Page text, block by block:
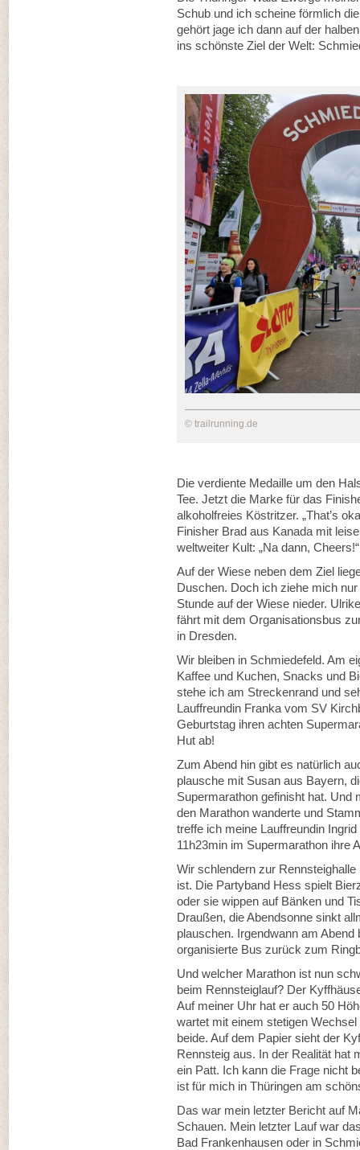
Schub und ich scheine förmlich
gehört jage ich dann auf der
ins schönste Ziel der Welt:
© trailrunning.de
Die verdiente Medaille um den
Tee. Jetzt die Marke für das
alkoholfreies Köstritzer. „That’s
Finisher Brad aus Kanada mit
weltweiter Kult: „Na dann,
Auf der Wiese neben dem Ziel
Duschen. Doch ich ziehe mich
Stunde auf der Wiese nieder.
fährt mit dem Organisationsbus
in Dresden.
Wir bleiben in Schmiedefeld. Am
Kaffee und Kuchen, Snacks und
stehe ich am Streckenrand und
Lauffreundin Franka vom SV
Geburtstag ihren achten
Hut ab!
Zum Abend hin gibt es natürlich
plausche mit Susan aus Bayern,
Supermarathon gefinisht hat. Und
den Marathon wanderte und
treffe ich meine Lauffreundin
11h23min im Supermarathon
Wir schlendern zur
ist. Die Partyband Hess spielt
oder sie wippen auf Bänken und
Draußen, die Abendsonne sinkt
plauschen. Irgendwann am
organisierte Bus zurück zum
Und welcher Marathon ist nun
beim Rennsteiglauf? Der
Auf meiner Uhr hat er auch 50
wartet mit einem stetigen
beide. Auf dem Papier sieht der
Rennsteig aus. In der Realität hat
ein Patt. Ich kann die Frage nicht
ist für mich in Thüringen am
Das war mein letzter Bericht auf
Schauen. Mein letzter Lauf war
Bad Frankenhausen oder in